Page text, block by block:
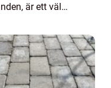
är ett väl